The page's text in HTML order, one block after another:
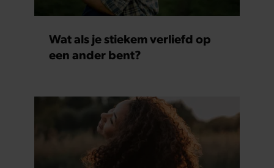
Wat als je stiekem verliefd op
een ander bent?